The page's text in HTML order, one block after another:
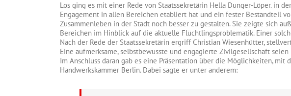
Los ging es mit einer Rede von Staatssekretärin Hella Dunger-Löper. in
Engagement in allen Bereichen etabliert hat und ein fester Bestandteil
Zusammenleben in der Stadt noch besser zu gestalten. Sie zeigte sich
Bereichen im Hinblick auf die aktuelle Flüchtlingsproblematik. Einer
Nach der Rede der Staatssekretärin ergriff Christian Wiesenhütter,
Eine aufmerksame, selbstbewusste und engagierte Zivilgesellschaft
Im Anschluss daran gab es eine Präsentation über die Möglichkeiten,
Handwerkskammer Berlin. Dabei sagte er unter anderem: